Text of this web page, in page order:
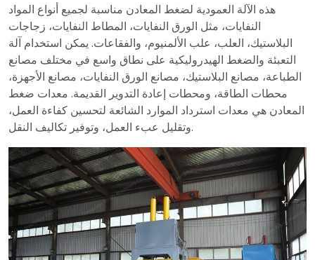
هذه الآلة العمودية لضغط المعادن مناسبة لجميع أنواع المواد
النفايات، مثل الورق النفايات، المطاط النفايات، زجاجات
البلاستيك، العلب، علب الألمنيوم، والفقاعات. يمكن استخدام آلة
التعبئة والضغط الهيدروليكية على نطاق واسع في مختلف مصانع
الطباعة، مصانع البلاستيك، مصانع الورق النفايات، مصانع الأجهزة،
محطات الطاقة، ومحطات إعادة التدوير القديمة. معدات ضغط
المعادن هي معدات استرداد الموارد الشائعة لتحسين كفاءة العمل،
وتقليل عبء العمل، وتوفير تكاليف النقل.